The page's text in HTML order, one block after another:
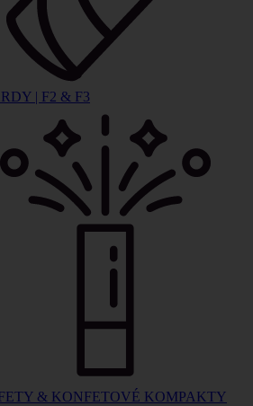
| F2 & F3
& KONFETOVÉ KOMPAKTY